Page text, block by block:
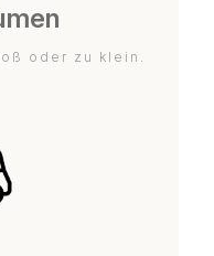
oder zu klein.